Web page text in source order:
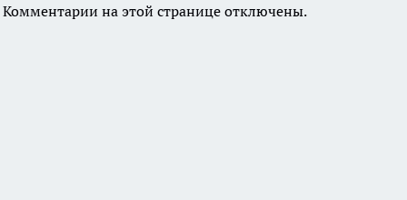
Комментарии на этой странице отключены.